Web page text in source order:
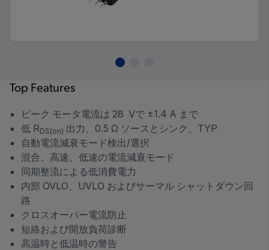
Top Features
ピーク モータ電流は 28 Vで ±1.4 A まで
低 RDS(on) 出力、0.5 Ω ソースとシンク、TYP
自動電流減衰モード検出/選択
混合、高速、低速の電流減衰モード
同期整流による低消費電力
内部 OVLO、UVLO およびサーマル シャットダウン回
路
クロスオーバー電流防止
短絡および開放負荷診断
高温時と低温時の警告